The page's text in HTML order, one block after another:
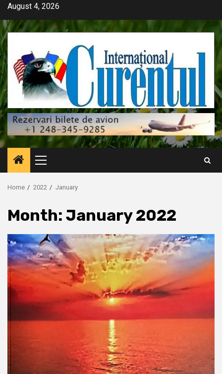
Skip
content
August 4, 2026
Primary
Menu
Home 2022 January
Month: January 2022